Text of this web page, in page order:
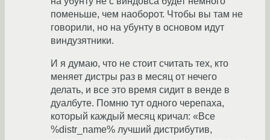
поменьше, чем наоборот. Чтобы вы там не
говорили, но на убунту в основом идут
виндузятники.
И я думаю, что не стоит считать тех, кто
меняет дистры раз в месяц от нечего
делать, и все это время сидит в венде в
дуалбуте. Помню тут одного черепаха,
который каждый месяц кричал: «Все
%distr_name% лучший дистрибутив,